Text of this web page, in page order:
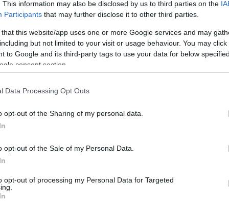
This information may also be disclosed by us to third parties on the
Participants that may further disclose it to other third parties.
that this website/app uses one or more Google services and may
but not limited to your visit or usage behaviour. You may
to Google and its third-party tags to use your data for below
consent section.
Data Processing Opt Outs
opt-out of the Sharing of my personal data.
opt-out of the Sale of my Personal Data.
opt-out of processing my Personal Data for Targeted